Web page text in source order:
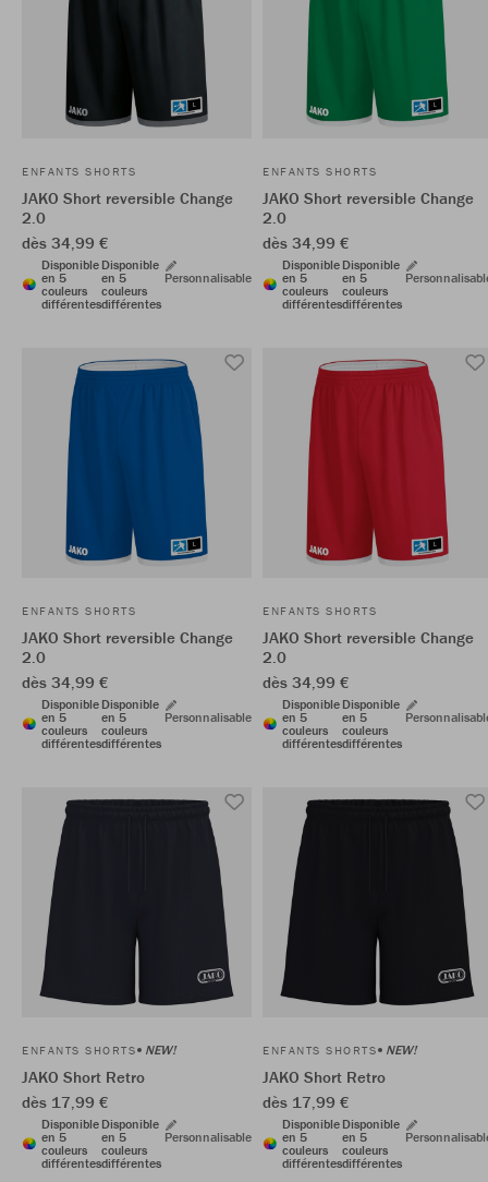
ENFANTS SHORTS
JAKO Short reversible Change
2.0
dès 34,99 €
Disponible
en 5
couleurs
différentes
Disponible
en 5
couleurs
différentes
Personnalisable
ENFANTS SHORTS
JAKO Short reversible Change
2.0
dès 34,99 €
Disponible
en 5
couleurs
différentes
Disponible
en 5
couleurs
différentes
ENFANTS SHORTS
JAKO Short reversible Change
2.0
dès 34,99 €
Disponible
en 5
couleurs
différentes
Disponible
en 5
couleurs
différentes
Personnalisable
ENFANTS SHORTS
JAKO Short reversible Change
2.0
dès 34,99 €
Disponible
en 5
couleurs
différentes
Disponible
en 5
couleurs
différentes
ENFANTS SHORTS NEW!
JAKO Short Retro
dès 17,99 €
Disponible
en 5
couleurs
différentes
Disponible
en 5
couleurs
différentes
Personnalisable
ENFANTS SHORTS NEW!
JAKO Short Retro
dès 17,99 €
Disponible
en 5
couleurs
différentes
Disponible
en 5
couleurs
différentes